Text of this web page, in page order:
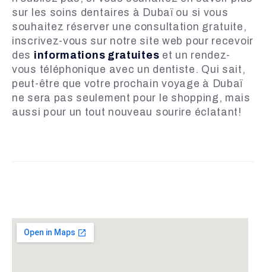
sur les soins dentaires à Dubaï ou si vous
souhaitez réserver une consultation gratuite,
inscrivez-vous sur notre site web pour recevoir
des informations gratuites et un rendez-
vous téléphonique avec un dentiste. Qui sait,
peut-être que votre prochain voyage à Dubaï
ne sera pas seulement pour le shopping, mais
aussi pour un tout nouveau sourire éclatant!